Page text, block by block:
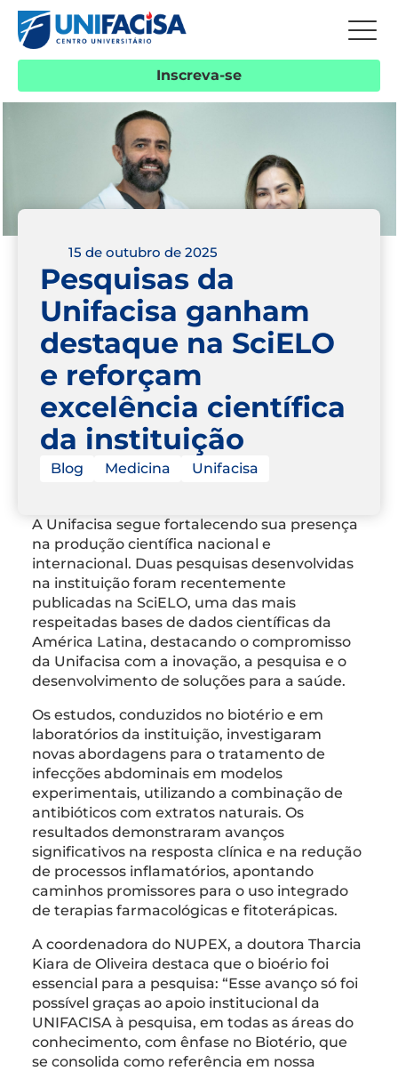
Inscreva-se
15 de outubro de 2025
Pesquisas da
Unifacisa ganham
destaque na SciELO
e reforçam
excelência científica
da instituição
Blog Medicina Unifacisa
A Unifacisa segue fortalecendo sua presença
na produção científica nacional e
internacional. Duas pesquisas desenvolvidas
na instituição foram recentemente
publicadas na SciELO, uma das mais
respeitadas bases de dados científicas da
América Latina, destacando o compromisso
da Unifacisa com a inovação, a pesquisa e o
desenvolvimento de soluções para a saúde.
Os estudos, conduzidos no biotério e em
laboratórios da instituição, investigaram
novas abordagens para o tratamento de
infecções abdominais em modelos
experimentais, utilizando a combinação de
antibióticos com extratos naturais. Os
resultados demonstraram avanços
significativos na resposta clínica e na redução
de processos inflamatórios, apontando
caminhos promissores para o uso integrado
de terapias farmacológicas e fitoterápicas.
A coordenadora do NUPEX, a doutora Tharcia
Kiara de Oliveira destaca que o bioério foi
essencial para a pesquisa: “Esse avanço só foi
possível graças ao apoio institucional da
UNIFACISA à pesquisa, em todas as áreas do
conhecimento, com ênfase no Biotério, que
se consolida como referência em nossa